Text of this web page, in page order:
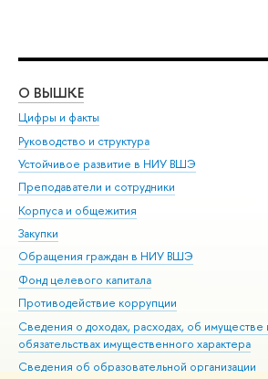
О ВЫШКЕ
Цифры и факты
Руководство и структура
Устойчивое развитие в НИУ ВШЭ
Преподаватели и сотрудники
Корпуса и общежития
Закупки
Обращения граждан в НИУ ВШЭ
Фонд целевого капитала
Противодействие коррупции
Сведения о доходах, расходах, об имуществе
обязательствах имущественного характера
Сведения об образовательной организации